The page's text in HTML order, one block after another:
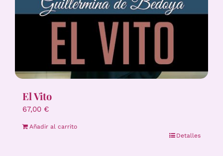
El Vito
67,00 €
Añadir al carrito
Detalles